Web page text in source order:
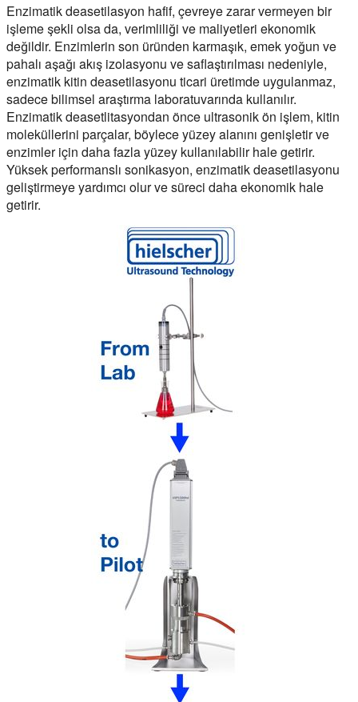
Enzimatik deasetilasyon hafif, çevreye zarar vermeyen bir
işleme şekli olsa da, verimliliği ve maliyetleri ekonomik
değildir. Enzimlerin son üründen karmaşık, emek yoğun ve
pahalı aşağı akış izolasyonu ve saflaştırılması nedeniyle,
enzimatik kitin deasetilasyonu ticari üretimde uygulanmaz,
sadece bilimsel araştırma laboratuvarında kullanılır.
Enzimatik deasetlitasyondan önce ultrasonik ön işlem, kitin
moleküllerini parçalar, böylece yüzey alanını genişletir ve
enzimler için daha fazla yüzey kullanılabilir hale getirir.
Yüksek performanslı sonikasyon, enzimatik deasetilasyonu
geliştirmeye yardımcı olur ve süreci daha ekonomik hale
getirir.